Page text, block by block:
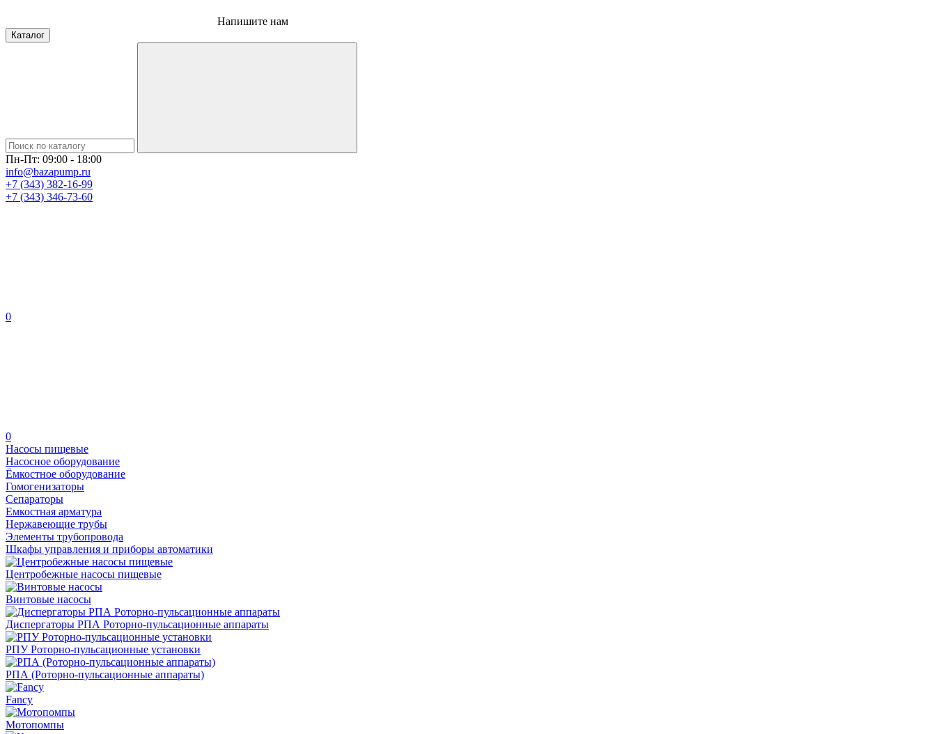
Напишите нам
Каталог
Пн-Пт: 09:00 - 18:00
info@bazapump.ru
+7 (343) 382-16-99
+7 (343) 346-73-‬60
0
0
Насосы пищевые
Насосное оборудование
Ёмкостное оборудование
Гомогенизаторы
Сепараторы
Емкостная арматура
Нержавеющие трубы
Элементы трубопровода
Шкафы управления и приборы автоматики
Центробежные насосы пищевые
Винтовые насосы
Диспергаторы РПА Роторно-пульсационные аппараты
РПУ Роторно-пульсационные установки
РПА (Роторно-пульсационные аппараты)
Fancy
Мотопомпы